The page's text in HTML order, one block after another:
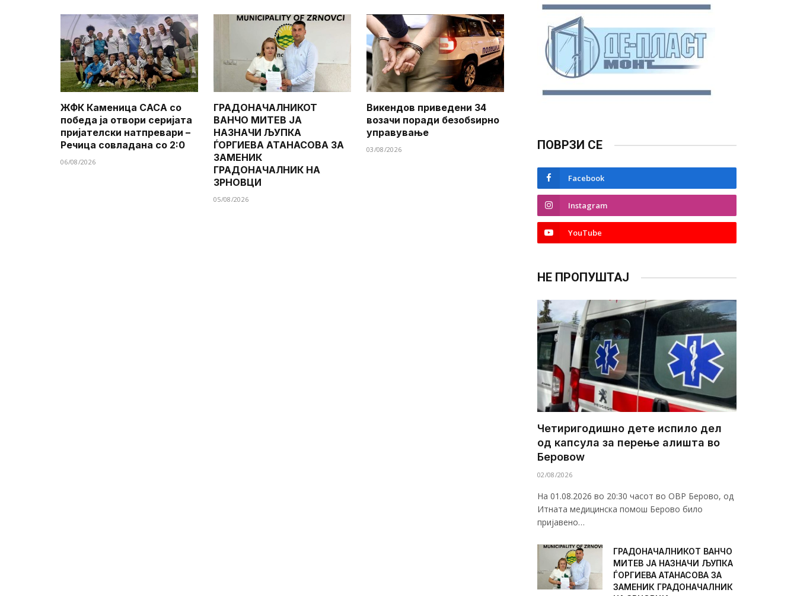
ЖФК Каменица САСА со
победа ја отвори серијата
пријателски натпревари –
Речица совладана со 2:0
06/08/2026
ГРАДОНАЧАЛНИКОТ
ВАНЧО МИТЕВ ЈА
НАЗНАЧИ ЉУПКА
ЃОРГИЕВА АТАНАСОВА ЗА
ЗАМЕНИК
ГРАДОНАЧАЛНИК НА
ЗРНОВЦИ
05/08/2026
Викендов приведени 34
возачи поради безобѕирно
управување
03/08/2026 ПОВРЗИ СЕ
Facebook
Instagram
YouTube
НЕ ПРОПУШТАЈ
Четиригодишно дете испило дел
од капсула за перење алишта во
Беровоw
02/08/2026
На 01.08.2026 во 20:30 часот во ОВР Берово, од
Итната медицинска помош Берово било
пријавено…
ГРАДОНАЧАЛНИКОТ ВАНЧО
МИТЕВ ЈА НАЗНАЧИ ЉУПКА
ЃОРГИЕВА АТАНАСОВА ЗА
ЗАМЕНИК ГРАДОНАЧАЛНИК